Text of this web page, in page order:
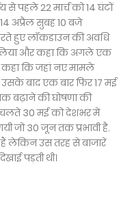
से पहले 22 मार्च को 14 घंटों
अप्रैल सुबह 10 बजे
हुए लॉकडाउन की अवधि
और कहा कि अगले एक
कहा कि जहां नए मामले
बाद एक बार फिर 17 मई
बढ़ाने की घोषणा की
30 मई को देशभर में
जो 30 जून तक प्रभावी है.
लेकिन उस तरह से बाजारें
पड़ती थी।